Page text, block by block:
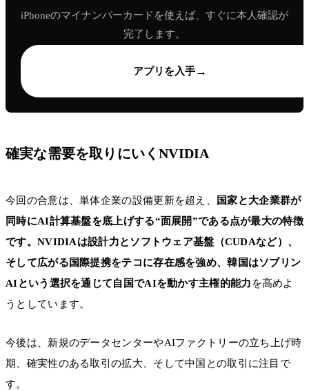
iPhoneのマイナンバーカードを使えば、すぐに本人確認が
完了します。
アプリを入手→
確実な需要を取りにいくNVIDIA
今回の合意は、単体企業の設備更新を超え、
国家と大企業群が
同時にAI計算基盤を底上げする“面展開”である点が最大の特徴
です。NVIDIAは設計力とソフトウェア基盤（CUDAなど）、
そして広がる国際提携をテコに存在感を強め、韓国はソブリン
AIという選択を通じて自国でAIを動かす主権的能力 を高めよ
うとしています。
今後は、新規のデータセンターやAIファクトリーの立ち上げ時
期、確実性のある取引の拡大、そして中国との取引に注目で
す。